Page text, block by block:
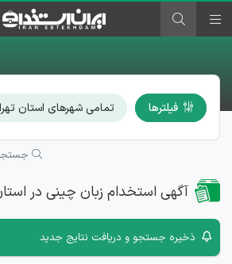
فیلترها تمامی شهرهای استان
آگهی استخدام زبان چینی در
ذخیره جستجو و دریافت نتایج جدید